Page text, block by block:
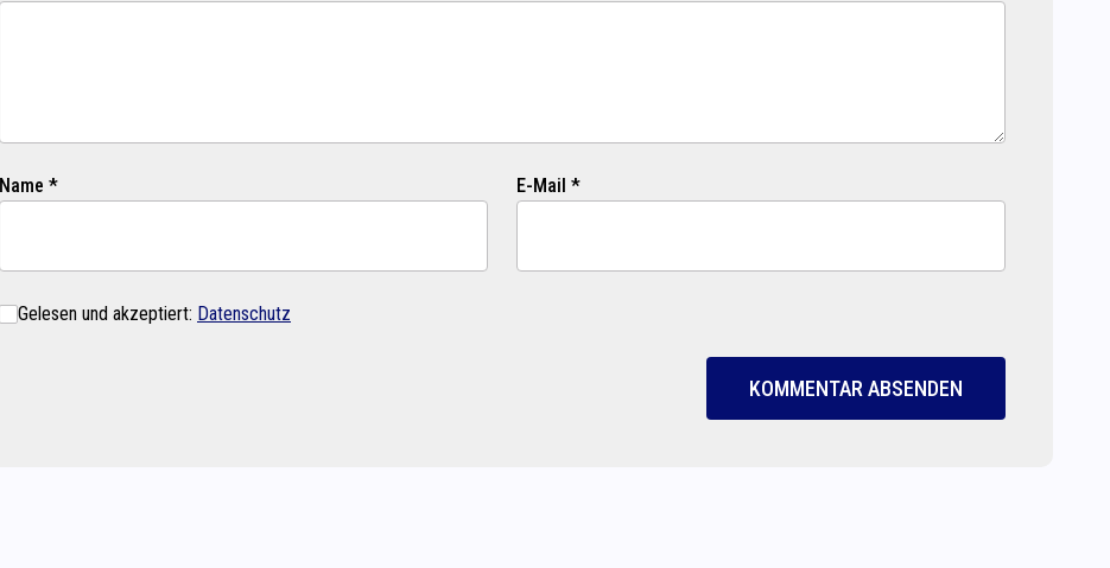
Name * E-Mail *
Gelesen und akzeptiert: Datenschutz
KOMMENTAR ABSENDEN